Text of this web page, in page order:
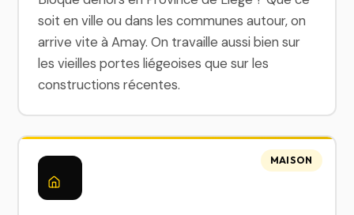
soit en ville ou dans les communes autour, on
arrive vite à Amay. On travaille aussi bien sur
les vieilles portes liégeoises que sur les
constructions récentes.
MAISON